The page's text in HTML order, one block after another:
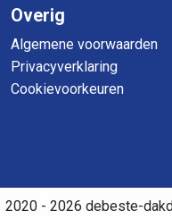
Overig
Algemene voorwaarden
Privacyverklaring
Cookievoorkeuren
2020 - 2026 debeste-